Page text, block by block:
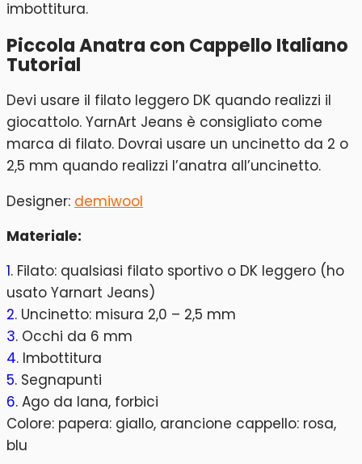
imbottitura.
Piccola Anatra con Cappello Italiano
Tutorial
Devi usare il filato leggero DK quando realizzi il
giocattolo. YarnArt Jeans è consigliato come
marca di filato. Dovrai usare un uncinetto da 2 o
2,5 mm quando realizzi l’anatra all’uncinetto.
Designer: demiwool
Materiale:
1. Filato: qualsiasi filato sportivo o DK leggero (ho
usato Yarnart Jeans)
2. Uncinetto: misura 2,0 – 2,5 mm
3. Occhi da 6 mm
4. Imbottitura
5. Segnapunti
6. Ago da lana, forbici
Colore: papera: giallo, arancione cappello: rosa,
blu